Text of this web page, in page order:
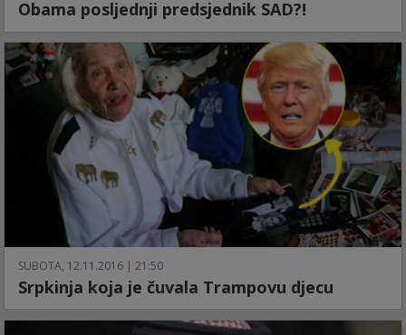
Obama posljednji predsjednik SAD?!
SUBOTA, 12.11.2016 | 21:50
Srpkinja koja je čuvala Trampovu djecu